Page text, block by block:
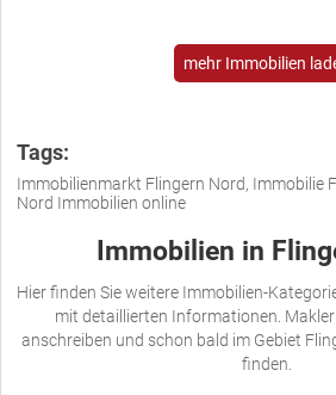
mehr Immobilien
Tags:
Immobilienmarkt Flingern Nord, Immobilie
Nord Immobilien online
Immobilien in
Hier finden Sie weitere Immobilien-
mit detaillierten Informationen.
anschreiben und schon bald im Gebiet
finden.